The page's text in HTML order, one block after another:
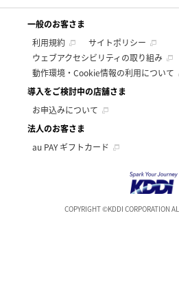
一般のお客さま
利用規約
サイトポリシー
ウェブアクセシビリティの取り組み
動作環境・Cookie情報の利用について
導入をご検討中の店舗さま
お申込みについて
法人のお客さま
au PAY ギフトカード
COPYRIGHT ©KDDI CORPORATION